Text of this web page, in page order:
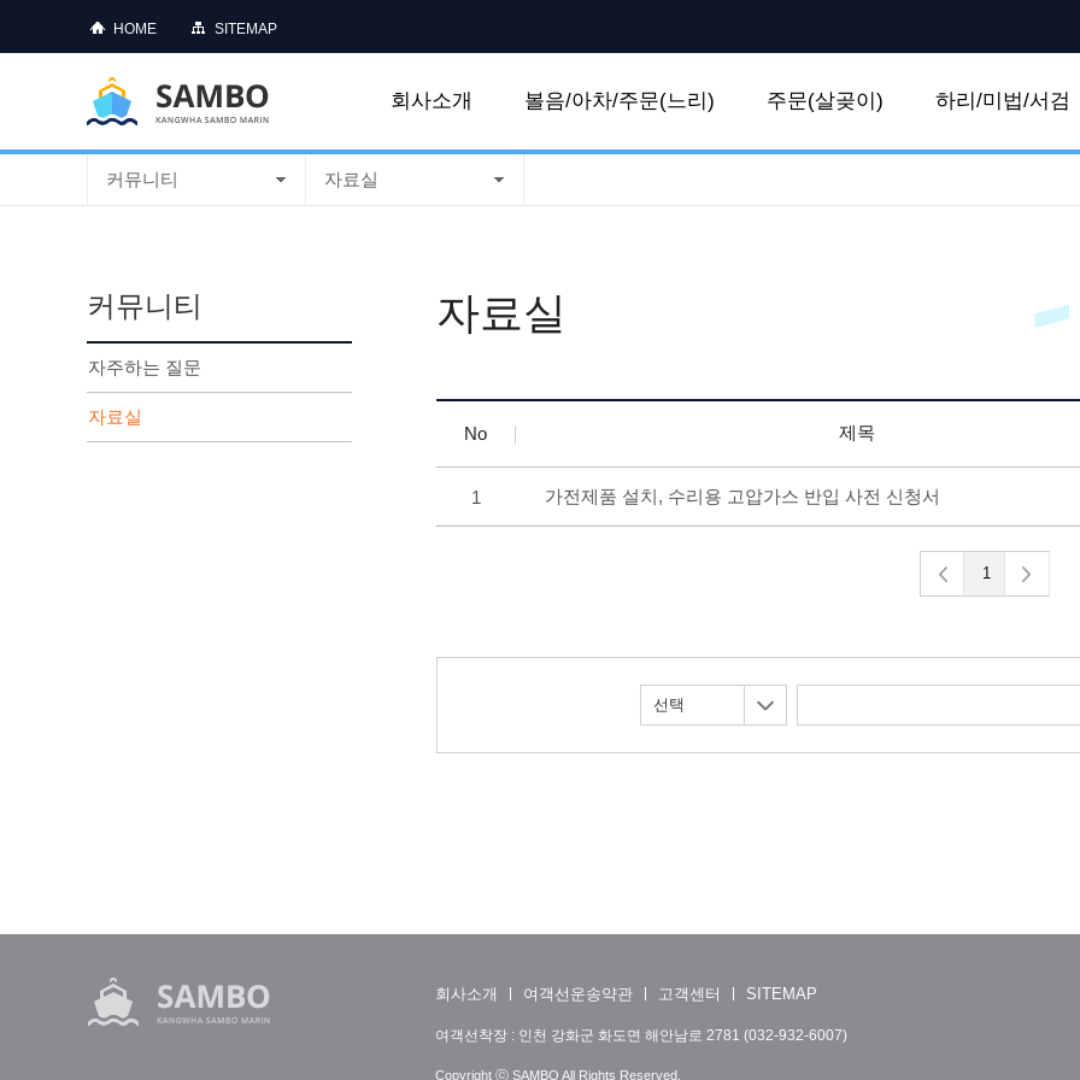
HOME SITEMAP
회사소개 볼음/아차/주문(느리) 주문(살곶이) 하리/미법/서검
커뮤니티 자료실
커뮤니티
자주하는 질문
자료실
자료실
No 제목
1 가전제품 설치, 수리용 고압가스 반입 사전 신청서
1
선택
회사소개 여객선운송약관 고객센터 SITEMAP
여객선착장 : 인천 강화군 화도면 해안남로 2781 (032-932-6007)
Copyright ⓒ SAMBO All Rights Reserved.